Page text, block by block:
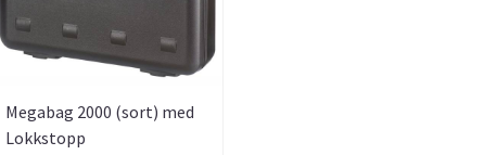
Megabag 2000 (sort) med
Lokkstopp